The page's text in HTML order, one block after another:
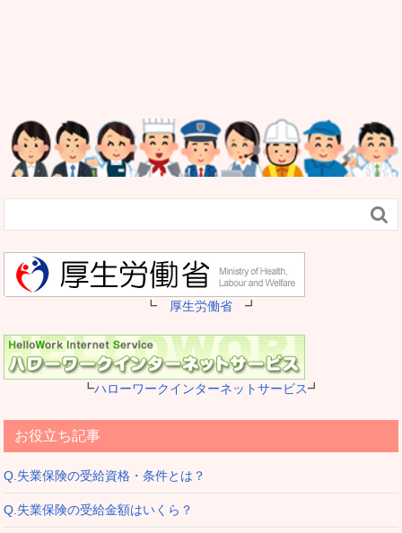

┗ 厚生労働省 ┛
┗ハローワークインターネットサービス┛
お役立ち記事
Q.失業保険の受給資格・条件とは？
Q.失業保険の受給金額はいくら？